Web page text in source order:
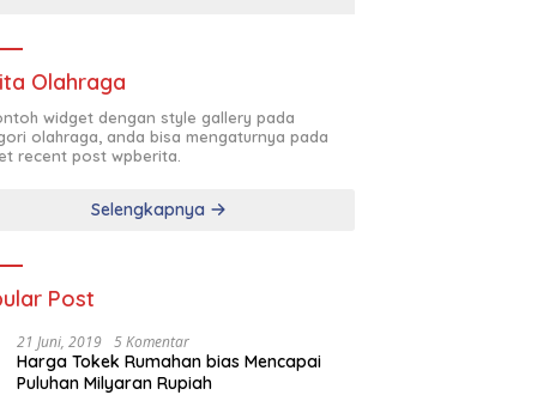
Olahraga
widget dengan style gallery pada
olahraga, anda bisa mengaturnya pada
recent post wpberita.
Selengkapnya
Post
21 Juni, 2019 5 Komentar
Harga Tokek Rumahan bias Mencapai
Puluhan Milyaran Rupiah